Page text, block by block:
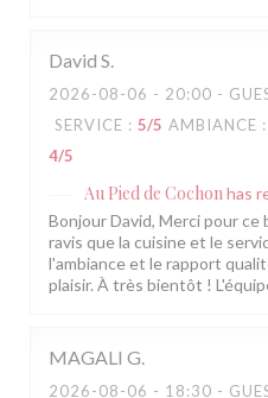
David S
2026-08-06 - 20:00 -
SERVICE : 5/5 AMBIANCE :
4/5
Au Pied de Cochonhas
Bonjour David, Merci pour
ravis que la cuisine et le
l'ambiance et le rapport
plaisir. À très bientôt !
MAGALI G
2026-08-06 - 18:30 -